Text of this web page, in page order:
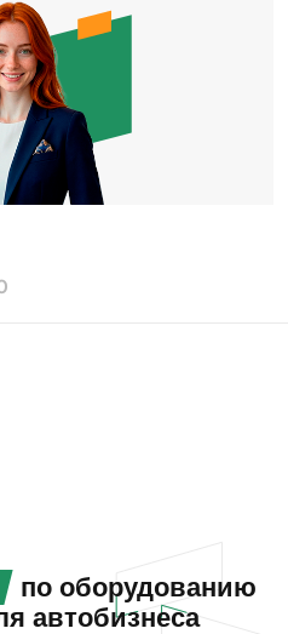
по оборудованию
автобизнеса